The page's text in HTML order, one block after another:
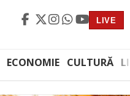
LIVE
ECONOMIE CULTURĂ